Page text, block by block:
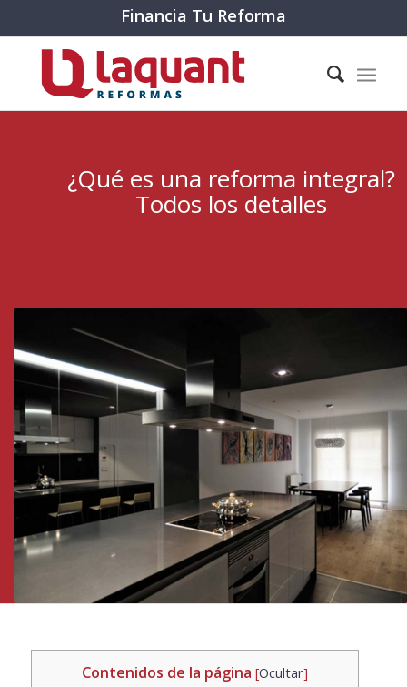
Financia Tu Reforma
¿Qué es una reforma integral?
Todos los detalles
Contenidos de la página [Ocultar]